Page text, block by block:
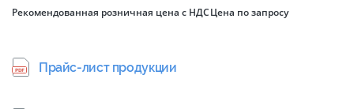
Рекомендованная розничная цена с НДСЦена по запросу
Прайс-лист продукции